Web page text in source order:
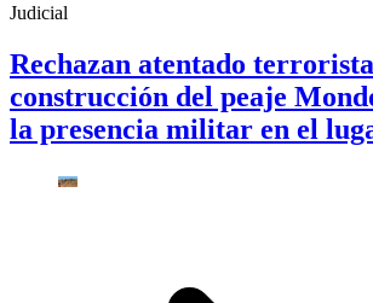
Judicial
Rechazan atentado
construcción del peaje
la presencia militar en el